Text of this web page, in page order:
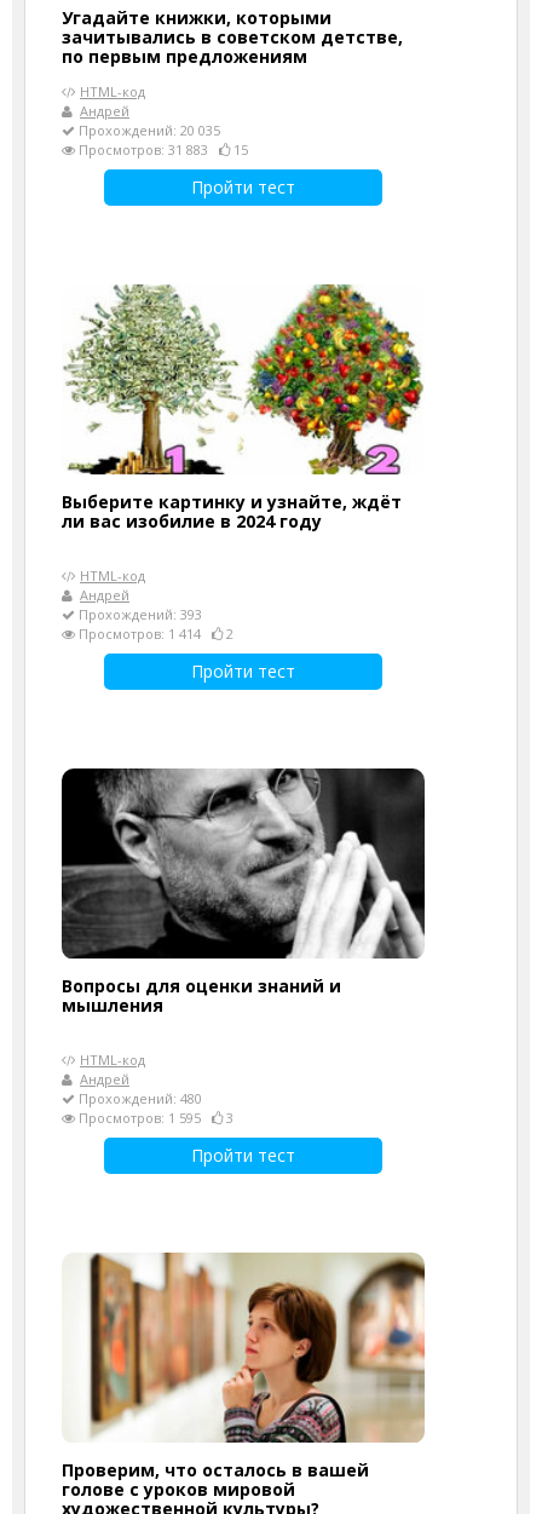
Угадайте книжки, которыми
зачитывались в советском детстве,
по первым предложениям
HTML-код
Андрей
Прохождений: 20 035
Просмотров: 31 883
15
Пройти тест
Выберите картинку и узнайте, ждёт
ли вас изобилие в 2024 году
HTML-код
Андрей
Прохождений: 393
Просмотров: 1 414
2
Пройти тест
Вопросы для оценки знаний и
мышления
HTML-код
Андрей
Прохождений: 480
Просмотров: 1 595
3
Пройти тест
Проверим, что осталось в вашей
голове с уроков мировой
художественной культуры?